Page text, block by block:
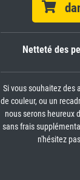
Netteté des
Si vous souhaitez des
de couleur, ou un
nous serons heureux
sans frais
n'hésitez